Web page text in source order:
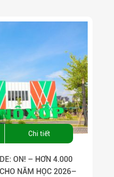
Chi tiết
ON! – HƠN 4.000
NĂM HỌC 2026–